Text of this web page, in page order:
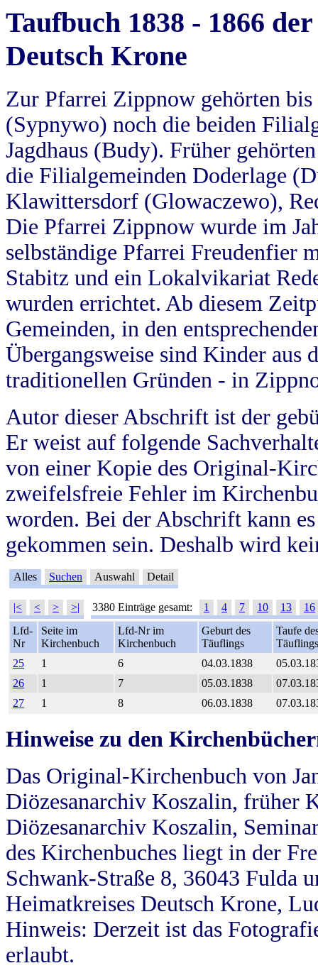
Taufbuch 1838 - 1866
Deutsch Krone
Zur Pfarrei Zippnow gehörten
(Sypnywo) noch die beiden
Jagdhaus (Budy). Früher
die Filialgemeinden Doderlage
Klawittersdorf (Glowaczewo),
Die Pfarrei Zippnow wurde im
selbständige Pfarrei Freudenfier
Stabitz und ein Lokalvikariat
wurden errichtet. Ab diesem
Gemeinden, in den
Übergangsweise sind Kinder aus
traditionellen Gründen - in
Autor dieser Abschrift ist der
Er weist auf folgende
von einer Kopie des Original-
zweifelsfreie Fehler im
worden. Bei der Abschrift kann
gekommen sein. Deshalb wird
Alles Suchen Auswahl Detail
|< < > >| 3380 Einträge gesamt: 1 4 7 10 13
16
Lfd-
Nr
Seite im
Kirchenbuch
Lfd-Nr im
Kirchenbuch
Geburt des
Täuflings
Taufe
Täuflings
25
1 6 04.03.1838
26
1 7 05.03.1838
27
1 8 06.03.1838
Hinweise zu den
Das Original-Kirchenbuch von
Diözesanarchiv Koszalin, früher
Diözesanarchiv Koszalin,
des Kirchenbuches liegt in der
Schwank-Straße 8, 36043 Fulda
Heimatkreises Deutsch Krone,
Hinweis: Derzeit ist das
erlaubt.